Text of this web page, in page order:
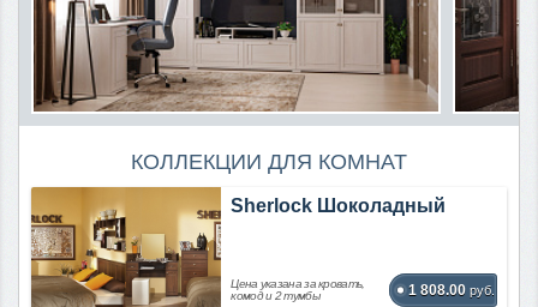
КОЛЛЕКЦИИ ДЛЯ КОМНАТ
Sherlock Шоколадный
Цена указана за кровать,
комод и 2 тумбы
1 808.00 руб.